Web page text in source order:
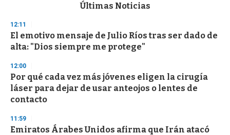
d
s
o
f
3
s
e
c
o
d
s
Últimas Noticias
12:11
El emotivo mensaje de Julio Ríos tras ser dado de
alta: "Dios siempre me protege"
12:00
Por qué cada vez más jóvenes eligen la cirugía
láser para dejar de usar anteojos o lentes de
contacto
11:59
Emiratos Árabes Unidos afirma que Irán atacó